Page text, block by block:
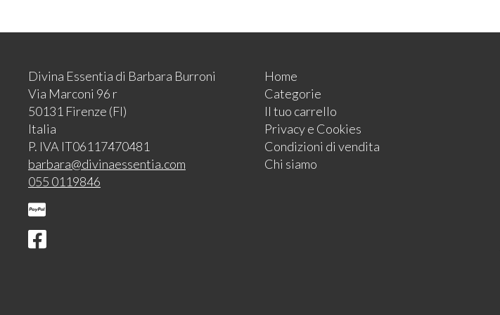
Divina Essentia di Barbara Burroni
Via Marconi 96 r
50131 Firenze (FI)
Italia
P. IVA IT06117470481
barbara@divinaessentia.com
055 0119846
Home
Categorie
Il tuo carrello
Privacy e Cookies
Condizioni di vendita
Chi siamo